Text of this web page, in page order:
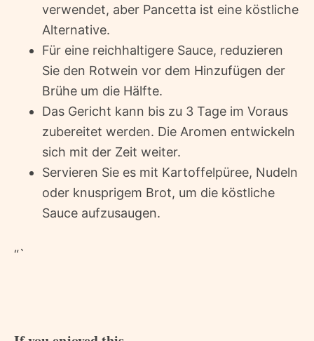
verwendet, aber Pancetta ist eine köstliche
Alternative.
Für eine reichhaltigere Sauce, reduzieren
Sie den Rotwein vor dem Hinzufügen der
Brühe um die Hälfte.
Das Gericht kann bis zu 3 Tage im Voraus
zubereitet werden. Die Aromen entwickeln
sich mit der Zeit weiter.
Servieren Sie es mit Kartoffelpüree, Nudeln
oder knusprigem Brot, um die köstliche
Sauce aufzusaugen.
“`